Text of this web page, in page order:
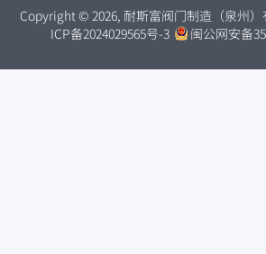
Copyright © 2026, 耐斯富阀门制造（泉州
ICP备2024029565号-3
闽公网安备